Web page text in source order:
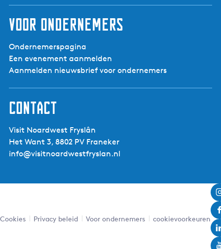
Voor ondernemers
Ondernemerspagina
Een evenement aanmelden
Aanmelden nieuwsbrief voor ondernemers
Contact
Visit Noardwest Fryslân
Het Want 3, 8802 PV Franeker
info@visitnoardwestfryslan.nl
Cookies Privacy beleid Voor ondernemers cookievoorkeuren